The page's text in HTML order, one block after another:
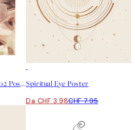
Crystals and Shadows No2 PosterSpiritual Eye Poster
Da CHF 3.98CHF 7.95